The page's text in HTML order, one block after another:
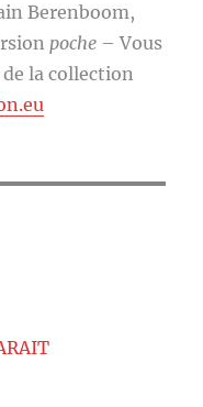
Berenboom,
poche – Vous
la collection